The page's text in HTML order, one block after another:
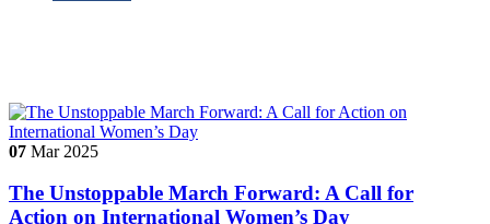
07 Mar 2025
The Unstoppable March Forward: A Call for
Action on International Women’s Day